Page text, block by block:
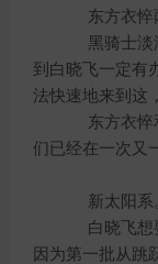
东方衣悴两
黑骑士淡淡
到白晓飞一定有
法快速地来到这
东方衣悴和
们已经在一次又
新太阳系
白晓飞想要
因为第一批从跳